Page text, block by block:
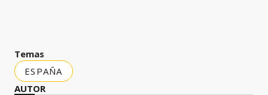
Temas
ESPAÑA
AUTOR